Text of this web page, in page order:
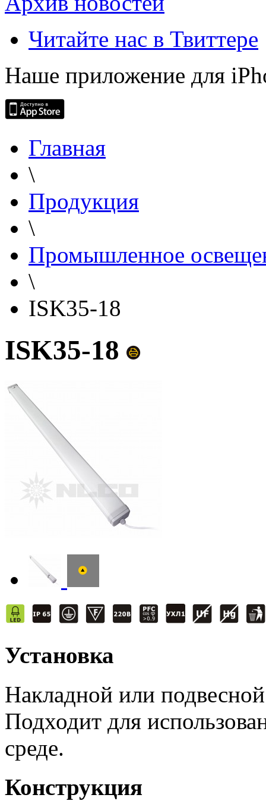
Читайте нас в Твиттере
Наше приложение для
Главная
\
Продукция
\
Промышленное
\
ISK35-18
ISK35-18
Установка
Накладной или
Подходит для
среде.
Конструкция